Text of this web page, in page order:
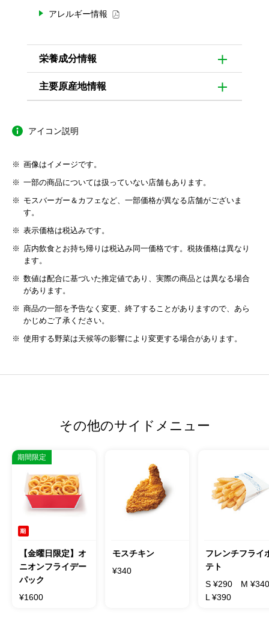
アレルギー情報
栄養成分情報
主要原産地情報
アイコン説明
画像はイメージです。
一部の商品については扱っていない店舗もあります。
モスバーガー＆カフェなど、一部価格が異なる店舗がございま
す。
表示価格は税込みです。
店内飲食とお持ち帰りは税込み同一価格です。税抜価格は異なり
ます。
数値は配合に基づいた推定値であり、実際の商品とは異なる場合
があります。
商品の一部を予告なく変更、終了することがありますので、あら
かじめご了承ください。
使用する野菜は天候等の影響により変更する場合があります。
その他のサイドメニュー
【金曜日限定】オ
ニオンフライデー
パック
¥1600
期間限定
モスチキン
¥340
フレンチフライ
テト
S ¥290
M ¥340
L ¥390